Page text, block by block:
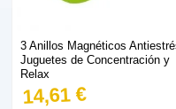
3 Anillos Magnéticos
Juguetes de Concentración y
Relax
14,61 €